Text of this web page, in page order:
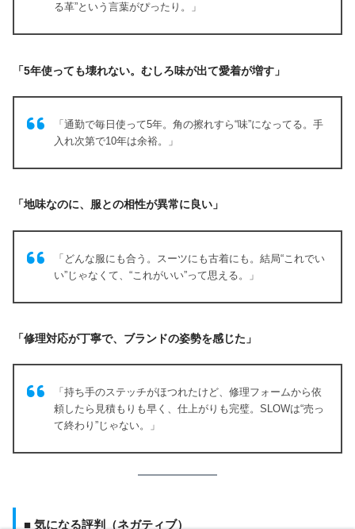
る革”という言葉がぴったり。」
「5年使っても壊れない。むしろ味が出て愛着が増す」
「通勤で毎日使って5年。角の擦れすら“味”になってる。手
入れ次第で10年は余裕。」
「地味なのに、服との相性が異常に良い」
「どんな服にも合う。スーツにも古着にも。結局“これでい
い”じゃなくて、“これがいい”って思える。」
「修理対応が丁寧で、ブランドの姿勢を感じた」
「持ち手のステッチがほつれたけど、修理フォームから依
頼したら見積もりも早く、仕上がりも完璧。SLOWは“売っ
て終わり”じゃない。」
■ 気になる評判（ネガティブ）